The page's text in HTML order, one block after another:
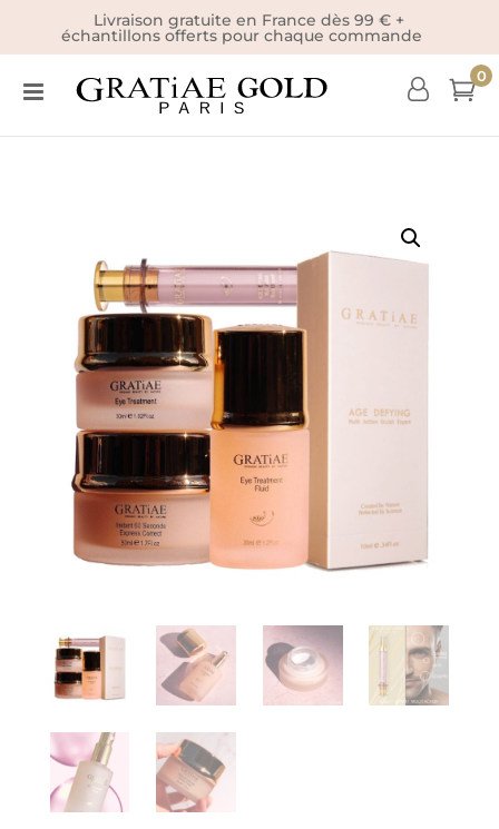
Livraison gratuite en France dès 99 € +
échantillons offerts pour chaque commande
0